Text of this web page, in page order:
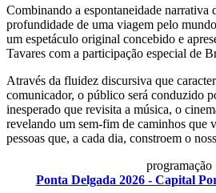
Combinando a espontaneidade narrativa
profundidade de uma viagem pelo
um espetáculo original concebido e
Tavares com a participação especial de
Através da fluidez discursiva que
comunicador, o público será conduzido
inesperado que revisita a música, o
revelando um sem-fim de caminhos que
pessoas que, a cada dia, constroem o
programação
Ponta Delgada 2026 - Capital